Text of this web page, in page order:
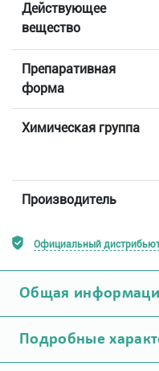
Действующее
вещество
Препаративная
форма
Химическая группа
Производитель
Официальный
Общая
Подробные